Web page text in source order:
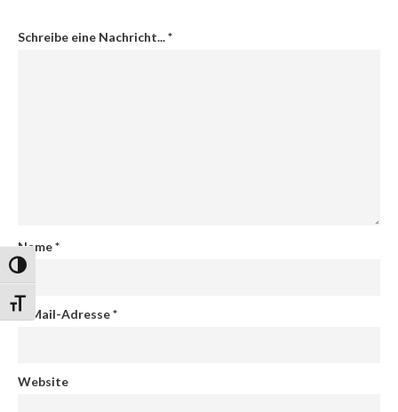
Umschalten auf hohe Kontraste
Schrift vergrößern
Schreibe eine Nachricht...*
Name*
E-Mail-Adresse*
Website